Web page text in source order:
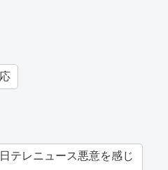
テレニュース悪意を感じ